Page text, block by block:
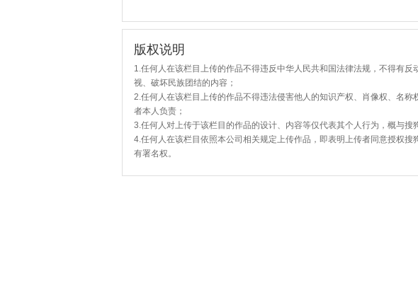
版权说明
1.任何人在该栏目上传的作品不得违反中华人民共和国法律法规，不得有
视、破坏民族团结的内容；
2.任何人在该栏目上传的作品不得违法侵害他人的知识产权、肖像权、名
者本人负责；
3.任何人对上传于该栏目的作品的设计、内容等仅代表其个人行为，概与搜
4.任何人在该栏目依照本公司相关规定上传作品，即表明上传者同意授权
有署名权。